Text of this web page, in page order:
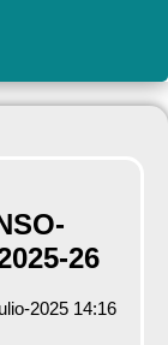
26
2025 14:16